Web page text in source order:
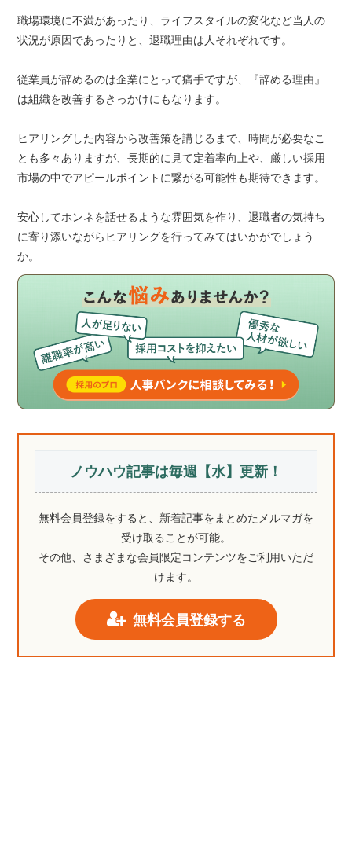
職場環境に不満があったり、ライフスタイルの変化など当人の
状況が原因であったりと、退職理由は人それぞれです。
従業員が辞めるのは企業にとって痛手ですが、『辞める理由』
は組織を改善するきっかけにもなります。
ヒアリングした内容から改善策を講じるまで、時間が必要なこ
とも多々ありますが、長期的に見て定着率向上や、厳しい採用
市場の中でアピールポイントに繋がる可能性も期待できます。
安心してホンネを話せるような雰囲気を作り、退職者の気持ち
に寄り添いながらヒアリングを行ってみてはいかがでしょう
か。
ノウハウ記事は毎週【水】更新！
無料会員登録をすると、新着記事をまとめたメルマガを
受け取ることが可能。
その他、さまざまな会員限定コンテンツをご利用いただ
けます。
無料会員登録する